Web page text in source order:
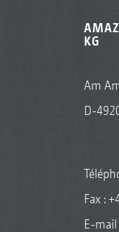
KG
Am
D-
Fax :
E-mail